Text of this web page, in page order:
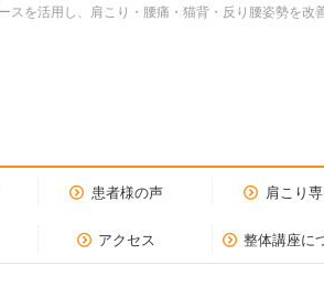
スを活用し、肩こり・腰痛・猫背・反り腰姿勢を
患者様の声 肩こり
アクセス 整体講座に